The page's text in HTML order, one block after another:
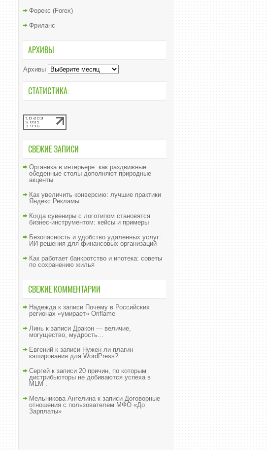
Форекс (Forex)
Фриланс
АРХИВЫ
Архивы
СТАТИСТИКА:
СВЕЖИЕ ЗАПИСИ
Органика в интерьере: как раздвижные
обеденные столы дополняют природные
акценты
Как увеличить конверсию: лучшие практики
Яндекс Рекламы
Когда сувениры с логотипом становятся
бизнес-инструментом: кейсы и примеры
Безопасность и удобство удаленных услуг:
ИИ-решения для финансовых организаций
Как работает банкротство и ипотека: советы
по сохранению жилья
СВЕЖИЕ КОММЕНТАРИИ
Надеждак записи Почему в Российских
регионах «умирает» Oriflame
Линь к записи Дракон — величие,
могущество, мудрость…
Евгений к записи Нужен ли плагин
кэширования для WordPress?
Сергей к записи 20 причин, по которым
дистрибьюторы не добиваются успеха в
MLM .
Мельникова Ангелинак записи Договорные
отношения с пользователем МФО «До
Зарплаты»